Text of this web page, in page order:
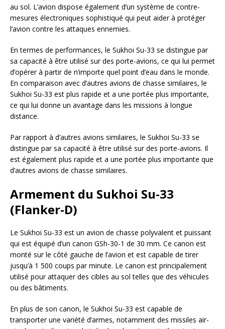
au sol. L’avion dispose également d’un système de contre-
mesures électroniques sophistiqué qui peut aider à protéger
l’avion contre les attaques ennemies.
En termes de performances, le Sukhoi Su-33 se distingue par
sa capacité à être utilisé sur des porte-avions, ce qui lui permet
d’opérer à partir de n’importe quel point d’eau dans le monde.
En comparaison avec d’autres avions de chasse similaires, le
Sukhoi Su-33 est plus rapide et a une portée plus importante,
ce qui lui donne un avantage dans les missions à longue
distance.
Par rapport à d’autres avions similaires, le Sukhoi Su-33 se
distingue par sa capacité à être utilisé sur des porte-avions. Il
est également plus rapide et a une portée plus importante que
d’autres avions de chasse similaires.
Armement du Sukhoi Su-33
(Flanker-D)
Le Sukhoi Su-33 est un avion de chasse polyvalent et puissant
qui est équipé d’un canon GSh-30-1 de 30 mm. Ce canon est
monté sur le côté gauche de l’avion et est capable de tirer
jusqu’à 1 500 coups par minute. Le canon est principalement
utilisé pour attaquer des cibles au sol telles que des véhicules
ou des bâtiments.
En plus de son canon, le Sukhoi Su-33 est capable de
transporter une variété d’armes, notamment des missiles air-